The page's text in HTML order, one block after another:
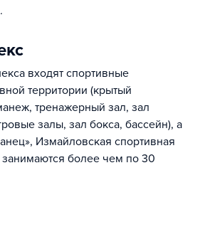
входят спортивные
территории (крытый
тренажерный зал, зал
залы, зал бокса, бассейн), а
Измайловская спортивная
занимаются более чем по 30